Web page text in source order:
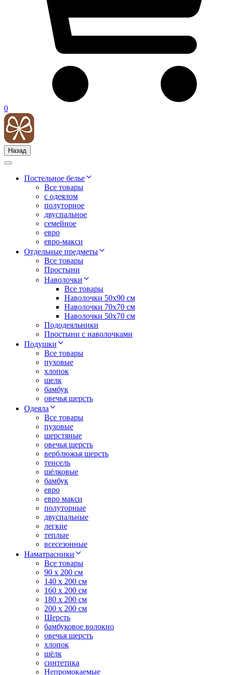
0
Назад
Постельное белье
Все товары
с одеялом
полуторное
двуспальное
семейное
евро
евро-макси
Отдельные предметы
Все товары
Простыни
Наволочки
Все товары
Наволочки 50x90 см
Наволочки 70x70 cм
Наволочки 50х70 см
Пододеяльники
Простыни с наволочками
Подушки
Все товары
пуховые
хлопок
шелк
бамбук
овечья шерсть
Одеяла
Все товары
пуховые
шерстяные
овечья шерсть
верблюжья шерсть
тенсель
шёлковые
бамбук
евро
евро макси
полуторные
двуспальные
легкие
теплые
всесезонные
Наматрасники
Все товары
90 x 200 см
140 x 200 см
160 x 200 см
180 x 200 см
200 x 200 см
Шерсть
бамбуковое волокно
овечья шерсть
хлопок
шёлк
синтетика
Непромокаемые